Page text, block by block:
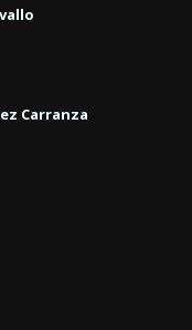
Carranza